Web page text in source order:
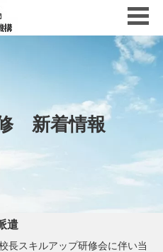
新着情報
遣
長スキルアップ研修会に伴い当